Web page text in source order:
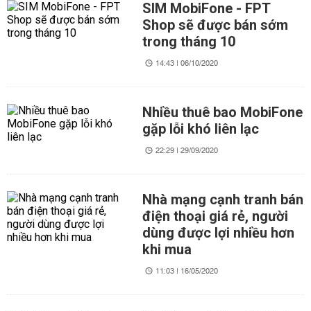
SIM MobiFone - FPT
Shop sẽ được bán sớm
trong tháng 10
14:43 | 06/10/2020
Nhiều thuê bao MobiFone
gặp lỗi khó liên lạc
22:29 | 29/09/2020
Nhà mạng cạnh tranh bán
điện thoại giá rẻ, người
dùng được lợi nhiều hơn
khi mua
11:03 | 16/05/2020